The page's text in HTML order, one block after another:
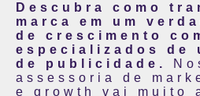
Descubra como
marca em um
de crescimento
especializados de
de publicidade.
assessoria de
e growth vai muito